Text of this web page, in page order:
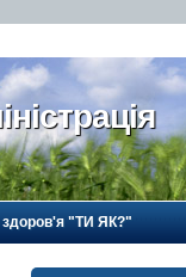
здоров'я "ТИ ЯК?"